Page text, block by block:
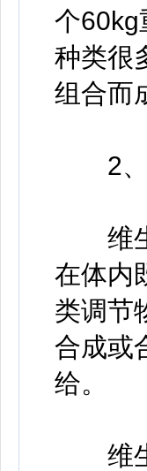
个60kg
种类很
组合而
2、
维生
在体内
类调节
合成或
给。
维生